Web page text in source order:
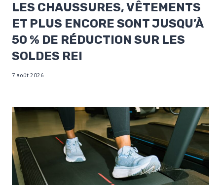
LES CHAUSSURES, VÊTEMENTS
ET PLUS ENCORE SONT JUSQU’À
50 % DE RÉDUCTION SUR LES
SOLDES REI
7 août 2026